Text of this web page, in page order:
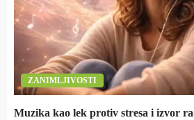
ZANIMLJIVOSTI
Muzika kao lek protiv stresa i izvor